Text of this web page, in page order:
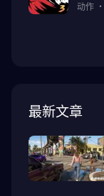
动作 ・
最新文章